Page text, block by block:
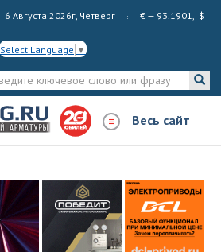
6 Августа 2026г, Четверг € — 93.1901, $
Select Language ▼
Весь сайт